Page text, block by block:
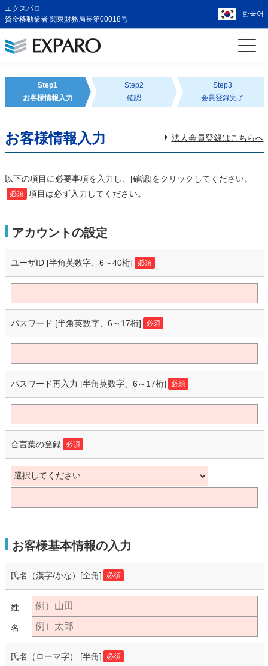
エクスパロ
資金移動業者 関東財務局長第00018号
한국어
Step1
お客様情報入力
Step2
確認
Step3
会員登録完了
お客様情報入力 法人会員登録はこちらへ
以下の項目に必要事項を入力し、[確認]をクリックしてください。
必須 項目は必ず入力してください。
アカウントの設定
ユーザID[半角英数字、6～40桁] 必須
パスワード [半角英数字、6～17桁] 必須
パスワード再入力 [半角英数字、6～17桁] 必須
合言葉の登録 必須
お客様基本情報の入力
氏名（漢字/かな） [全角] 必須
姓
名
氏名（ローマ字） [半角] 必須